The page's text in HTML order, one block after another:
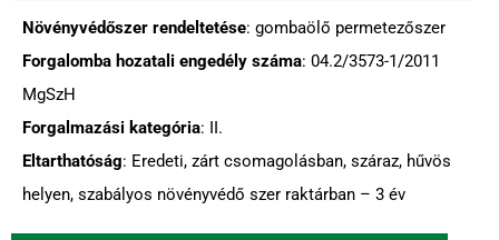
Növényvédőszer rendeltetése: gombaölő permetezőszer
Forgalomba hozatali engedély száma: 04.2/3573-1/2011
MgSzH
Forgalmazási kategória: II.
Eltarthatóság: Eredeti, zárt csomagolásban, száraz, hűvös
helyen, szabályos növényvédő szer raktárban – 3 év